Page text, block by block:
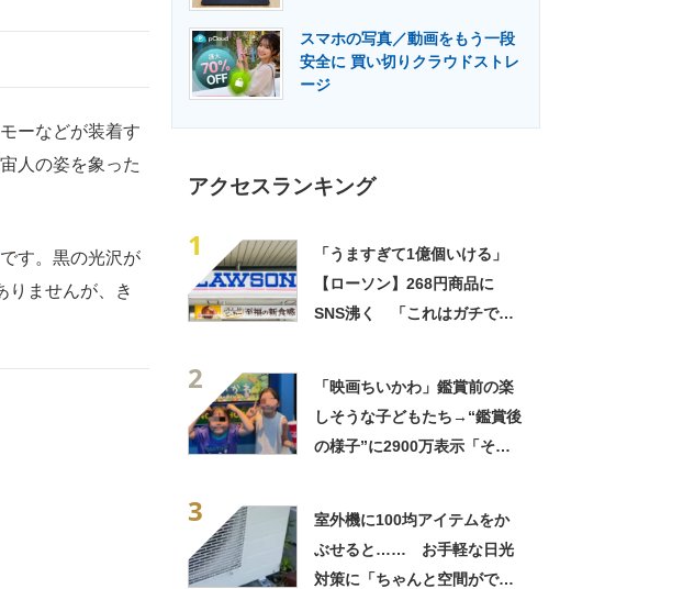
ーなどが装着す
人の姿を象った
です。黒の光沢が
りませんが、き
スマホの写真／動画をもう一段
安全に 買い切りクラウドストレ
ージ
アクセスランキング
1
「うますぎて1億個いける」
【ローソン】268円商品に
SNS沸く 「これはガチで美
2
「映画ちいかわ」鑑賞前の楽
しそうな子どもたち→“鑑賞後
の様子”に2900万表示「そう
3
室外機に100均アイテムをか
ぶせると…… お手軽な日光
対策に「ちゃんと空間ができ